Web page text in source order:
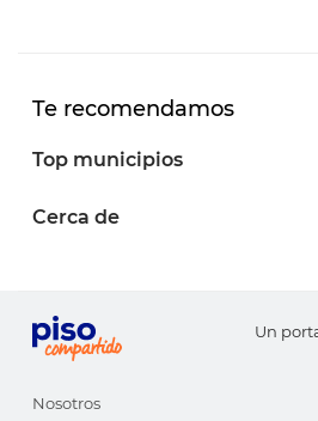
Te recomendamos
Top municipios
Cerca de
Un
Nosotros